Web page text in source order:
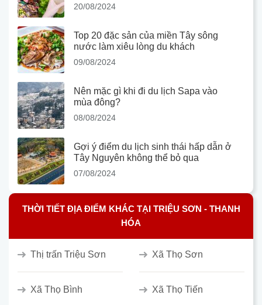
20/08/2024
Top 20 đặc sản của miền Tây sông
nước làm xiêu lòng du khách
09/08/2024
Nên mặc gì khi đi du lịch Sapa vào
mùa đông?
08/08/2024
Gợi ý điểm du lịch sinh thái hấp dẫn ở
Tây Nguyên không thể bỏ qua
07/08/2024
THỜI TIẾT ĐỊA ĐIỂM KHÁC TẠI TRIỆU SƠN - THANH
HÓA
Thị trấn Triệu Sơn Xã Thọ Sơn
Xã Thọ Bình Xã Thọ Tiến